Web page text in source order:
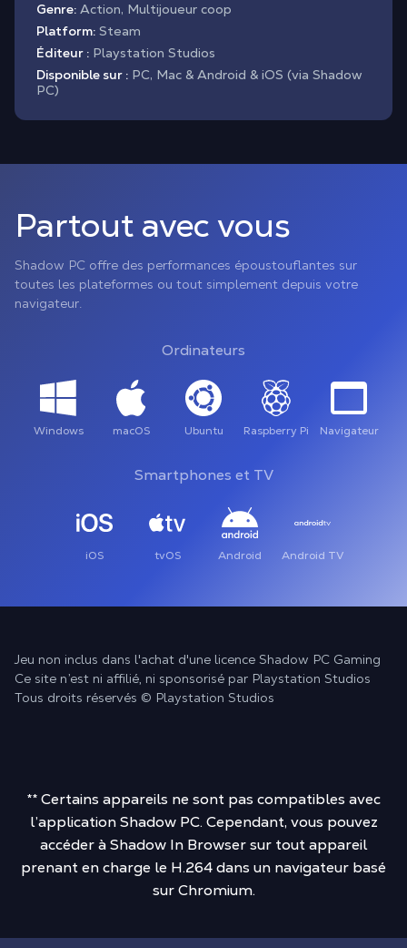
Genre: Action, Multijoueur coop
Platform: Steam
Éditeur : Playstation Studios
Disponible sur : PC, Mac & Android & iOS (via Shadow
PC)
Partout avec vous
Shadow PC offre des performances époustouflantes sur
toutes les plateformes ou tout simplement depuis votre
navigateur.
Ordinateurs
Windows macOS Ubuntu Raspberry Pi Navigateur
Smartphones et TV
iOS tvOS Android Android TV
Jeu non inclus dans l'achat d'une licence Shadow PC Gaming
Ce site n’est ni affilié, ni sponsorisé par Playstation Studios
Tous droits réservés © Playstation Studios
** Certains appareils ne sont pas compatibles avec
l’application Shadow PC. Cependant, vous pouvez
accéder à Shadow In Browser sur tout appareil
prenant en charge le H.264 dans un navigateur basé
sur Chromium.